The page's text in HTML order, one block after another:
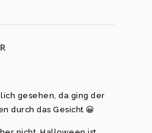
gesehen, da ging der
durch das Gesicht 😀